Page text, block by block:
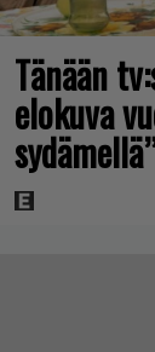
Tänään
elokuva